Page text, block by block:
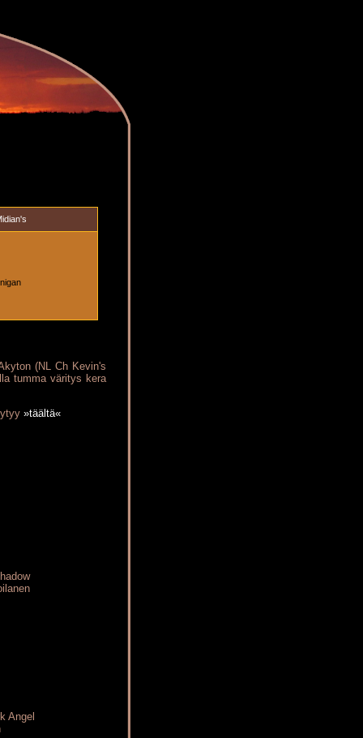
(NL Ch Kevin's
tumma väritys kera
»täältä«
Angel